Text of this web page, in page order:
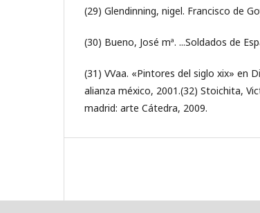
(29) Glendinning, nigel. Francisco de
(30) Bueno, José mª. ...Soldados de
(31) VVaa. «Pintores del siglo xix» en
alianza méxico, 2001.(32) Stoichita,
madrid: arte Cátedra, 2009.